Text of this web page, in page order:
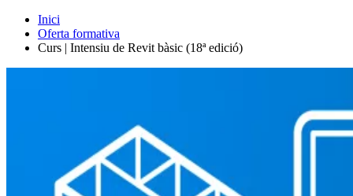
Inici
Oferta formativa
Curs | Intensiu de Revit bàsic (18ª edició)